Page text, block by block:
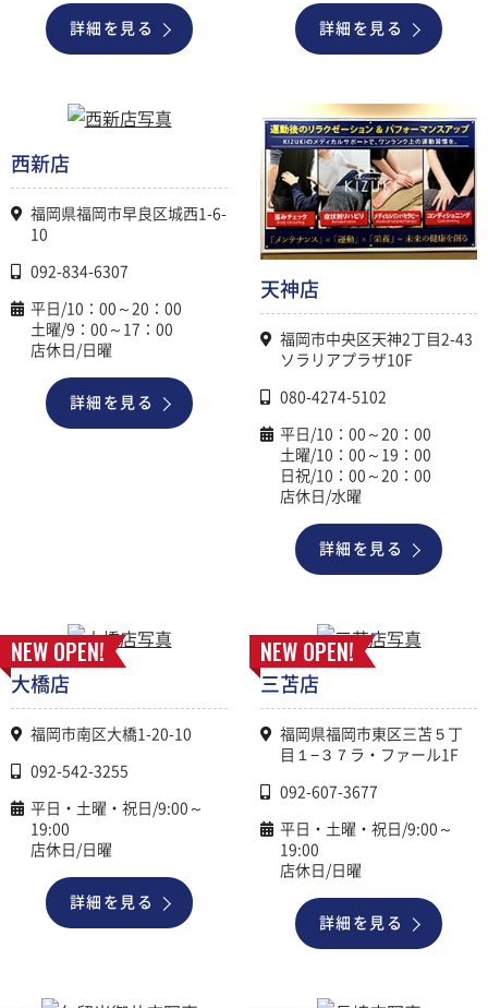
詳細を見る 詳細を見る
西新店
福岡県福岡市早良区城西1-6-
10
092-834-6307
平日/10：00～20：00
土曜/9：00～17：00
店休日/日曜
詳細を見る
天神店
福岡市中央区天神2丁目2-43
ソラリアプラザ10F
080-4274-5102
平日/10：00～20：00
土曜/10：00～19：00
日祝/10：00～20：00
店休日/水曜
詳細を見る
NEW OPEN!
大橋店
福岡市南区大橋1-20-10
092-542-3255
平日・土曜・祝日/9:00～
19:00
店休日/日曜
詳細を見る
NEW OPEN!
三苫店
福岡県福岡市東区三苫５丁
目１−３７ラ・ファール1F
092-607-3677
平日・土曜・祝日/9:00～
19:00
店休日/日曜
詳細を見る